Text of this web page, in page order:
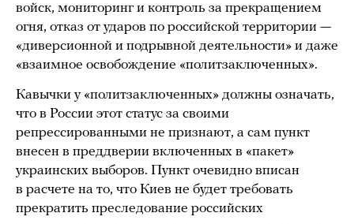
войск, мониторинг и контроль за прекращением
огня, отказ от ударов по российской территории —
«диверсионной и подрывной деятельности» и даже
«взаимное освобождение «политзаключенных».
Кавычки у «политзаключенных» должны означать,
что в России этот статус за своими
репрессированными не признают, а сам пункт
внесен в преддверии включенных в «пакет»
украинских выборов. Пункт очевидно вписан
в расчете на то, что Киев не будет требовать
прекратить преследование российских